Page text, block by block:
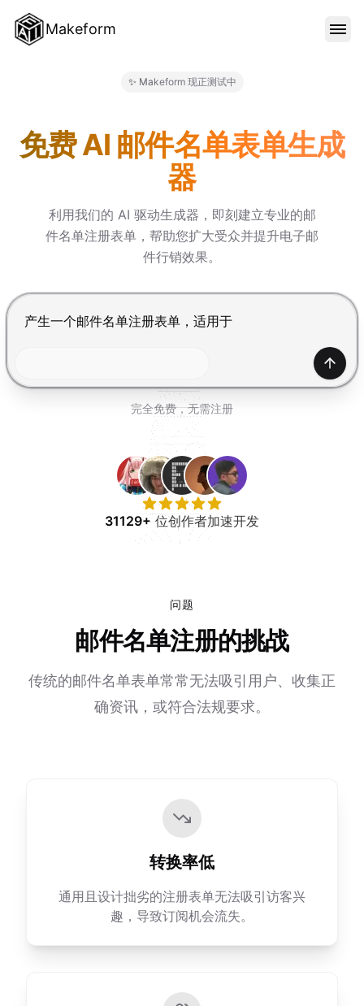
Makeform
价格
登入
✨ Makeform 现正测试中
免费 AI 邮件名单表单生成
器
利用我们的 AI 驱动生成器，即刻建立专业的邮
件名单注册表单，帮助您扩大受众并提升电子邮
件行销效果。
按 Enter 提交，Shift+Enter 换行
产生
完全免费，无需注册
31129+ 位创作者加速开发
问题
邮件名单注册的挑战
传统的邮件名单表单常常无法吸引用户、收集正
确资讯，或符合法规要求。
转换率低
通用且设计拙劣的注册表单无法吸引访客兴
趣，导致订阅机会流失。